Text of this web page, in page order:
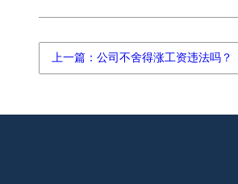
上一篇：公司不舍得涨工资违法吗？